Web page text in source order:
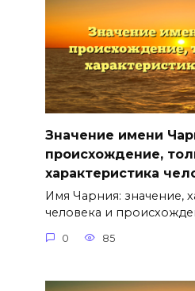
Значение имени
происхождение,
характеристика
Имя Чарния: значение,
человека и
0 85